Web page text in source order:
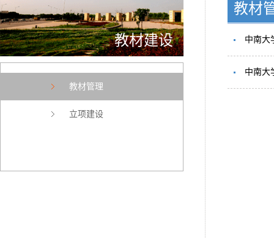
教材建设
教材管理
立项建设
教材
中南大
中南大